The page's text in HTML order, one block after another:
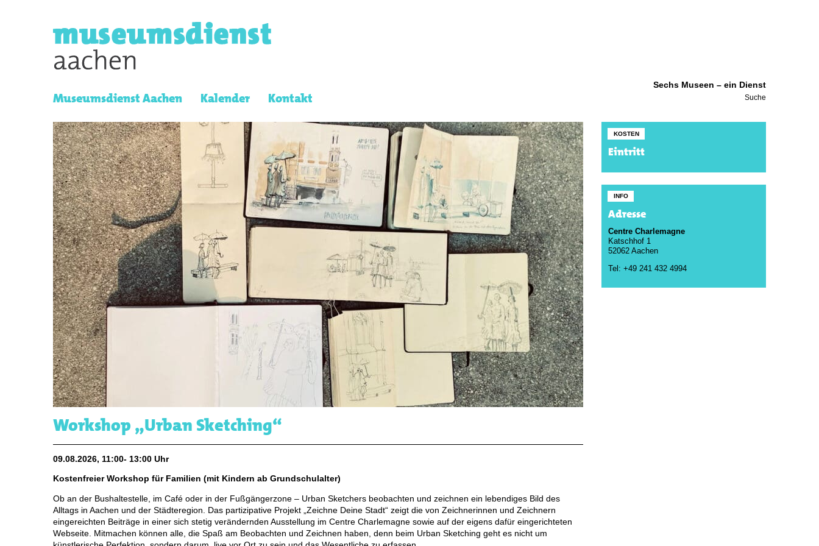
Sechs Museen – ein Dienst
Museumsdienst Aachen Kalender Kontakt Suche
Workshop „Urban Sketching“
09.08.2026, 11:00- 13:00 Uhr
Kostenfreier Workshop für Familien (mit Kindern ab Grundschulalter)
Ob an der Bushaltestelle, im Café oder in der Fußgängerzone – Urban Sketchers beobachten und zeichnen ein lebendiges Bild des
Alltags in Aachen und der Städteregion. Das partizipative Projekt „Zeichne Deine Stadt“ zeigt die von Zeichnerinnen und Zeichnern
eingereichten Beiträge in einer sich stetig verändernden Ausstellung im Centre Charlemagne sowie auf der eigens dafür eingerichteten
Webseite. Mitmachen können alle, die Spaß am Beobachten und Zeichnen haben, denn beim Urban Sketching geht es nicht um
KOSTEN
Eintritt
INFO
Adresse
Centre Charlemagne
Katschhof 1
52062 Aachen
Tel: +49 241 432 4994